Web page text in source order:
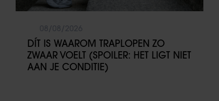
DÍT IS WAAROM TRAPLOPEN ZO
ZWAAR VOELT (SPOILER: HET LIGT NIET
AAN JE CONDITIE)